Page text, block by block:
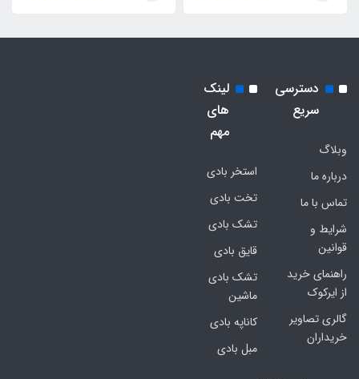
دسترسی
سریع
وبلاگ
درباره ما
تماس با ما
شرایط و
قوانین
راهنمای خرید
از ایرکوک
گالری تصاویر
خریداران
لینک
های
مهم
استخر بادی
تخت بادی
تشک بادی
قایق بادی
تشک بادی
ماشین
کاناپه بادی
مبل بادی